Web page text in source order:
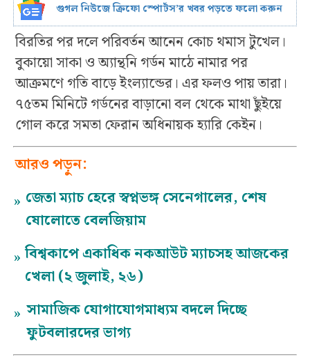
গুগল নিউজে ক্রিফো স্পোর্টস’র খবর পড়তে ফলো করুন
বিরতির পর দলে পরিবর্তন আনেন কোচ থমাস টুখেল।
বুকায়ো সাকা ও অ্যান্থনি গর্ডন মাঠে নামার পর
আক্রমণে গতি বাড়ে ইংল্যান্ডের। এর ফলও পায় তারা।
৭৫তম মিনিটে গর্ডনের বাড়ানো বল থেকে মাথা ছুঁইয়ে
গোল করে সমতা ফেরান অধিনায়ক হ্যারি কেইন।
আরও পড়ুন:
» জেতা ম্যাচ হেরে স্বপ্নভঙ্গ সেনেগালের, শেষ
ষোলোতে বেলজিয়াম
» বিশ্বকাপে একাধিক নকআউট ম্যাচসহ আজকের
খেলা (২ জুলাই, ২৬)
» সামাজিক যোগাযোগমাধ্যম বদলে দিচ্ছে
ফুটবলারদের ভাগ্য